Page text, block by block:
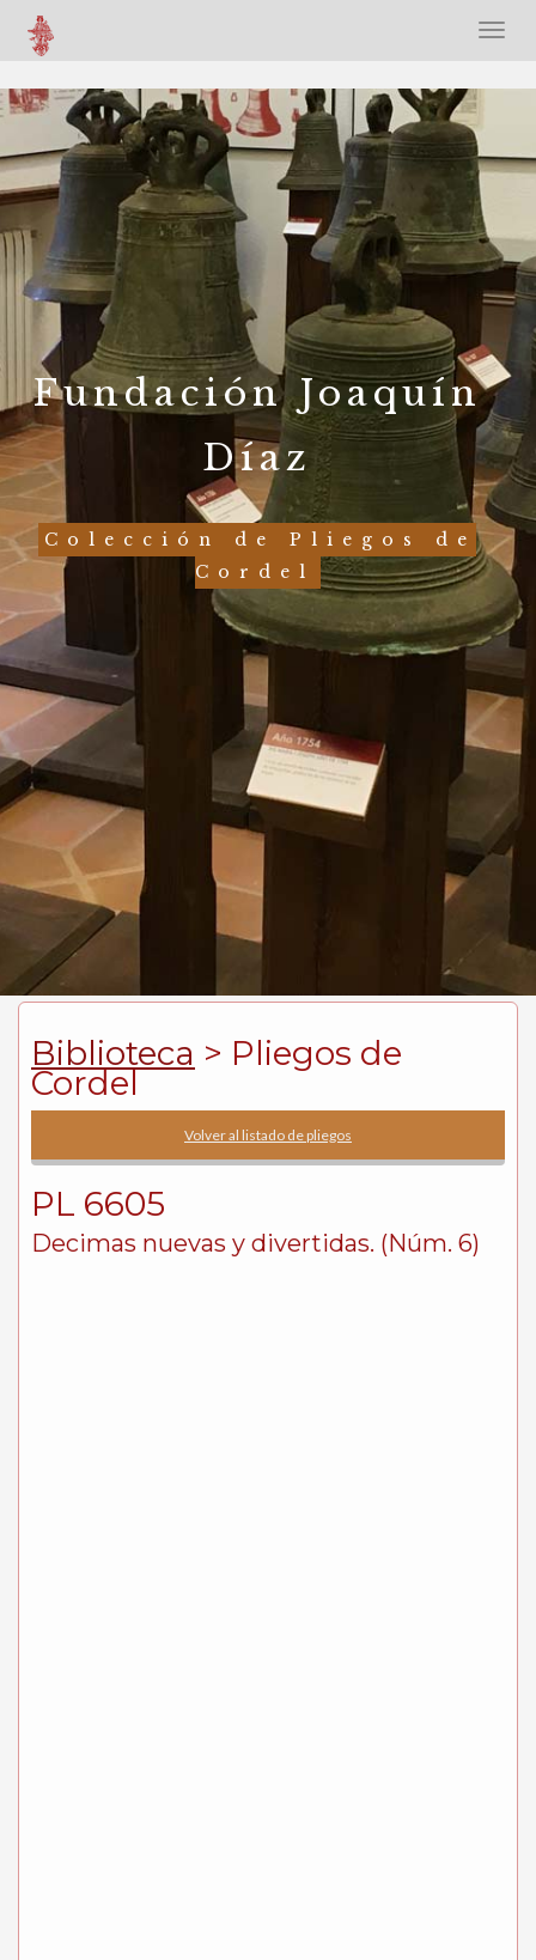
Fundación Joaquín
Díaz
Colección de Pliegos de
Cordel
Biblioteca > Pliegos de
Cordel
Volver al listado de pliegos
PL 6605
Decimas nuevas y divertidas. (Núm. 6)